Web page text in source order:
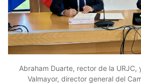
Abraham Duarte, rector de la URJC,
Valmayor, director general del